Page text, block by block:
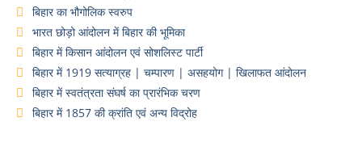
बिहार का भौगोलिक स्वरुप
भारत छोड़ो आंदोलन में बिहार की भूमिका
बिहार में किसान आंदोलन एवं सोशलिस्ट पार्टी
बिहार में 1919 सत्याग्रह | चम्पारण | असहयोग | खिलाफत आंदोलन
बिहार में स्वतंत्रता संघर्ष का प्रारंभिक चरण
बिहार में 1857 की क्रांति एवं अन्य विद्रोह